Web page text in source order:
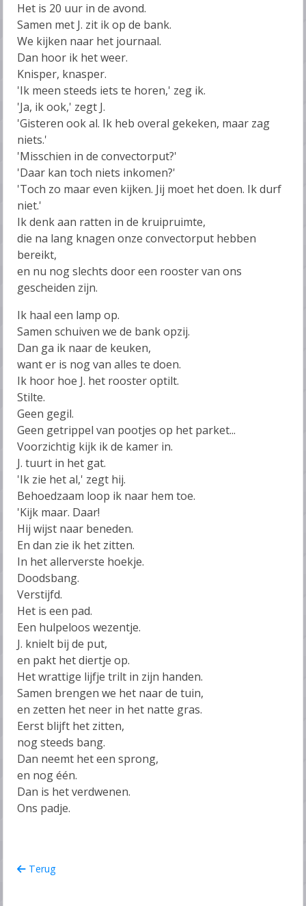
Het is 20 uur in de avond.
Samen met J. zit ik op de bank.
We kijken naar het journaal.
Dan hoor ik het weer.
Knisper, knasper.
'Ik meen steeds iets te horen,' zeg ik.
'Ja, ik ook,' zegt J.
'Gisteren ook al. Ik heb overal gekeken, maar zag
niets.'
'Misschien in de convectorput?'
'Daar kan toch niets inkomen?'
'Toch zo maar even kijken. Jij moet het doen. Ik durf
niet.'
Ik denk aan ratten in de kruipruimte,
die na lang knagen onze convectorput hebben
bereikt,
en nu nog slechts door een rooster van ons
gescheiden zijn.
Ik haal een lamp op.
Samen schuiven we de bank opzij.
Dan ga ik naar de keuken,
want er is nog van alles te doen.
Ik hoor hoe J. het rooster optilt.
Stilte.
Geen gegil.
Geen getrippel van pootjes op het parket...
Voorzichtig kijk ik de kamer in.
J. tuurt in het gat.
'Ik zie het al,' zegt hij.
Behoedzaam loop ik naar hem toe.
'Kijk maar. Daar!
Hij wijst naar beneden.
En dan zie ik het zitten.
In het allerverste hoekje.
Doodsbang.
Verstijfd.
Het is een pad.
Een hulpeloos wezentje.
J. knielt bij de put,
en pakt het diertje op.
Het wrattige lijfje trilt in zijn handen.
Samen brengen we het naar de tuin,
en zetten het neer in het natte gras.
Eerst blijft het zitten,
nog steeds bang.
Dan neemt het een sprong,
en nog één.
Dan is het verdwenen.
Ons padje.
Terug